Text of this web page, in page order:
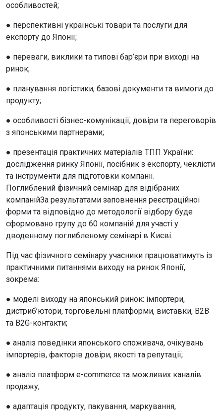
особливостей;
● перспективні українські товари та послуги для
експорту до Японії;
● переваги, виклики та типові бар’єри при виході на
ринок;
● планування логістики, базові документи та вимоги до
продукту;
● особливості бізнес-комунікації, довіри та переговорів
з японськими партнерами;
● презентація практичних матеріалів ТПП України:
дослідження ринку Японії, посібник з експорту, чеклісти
та інструменти для підготовки компанії.
Поглиблений фізичний семінар для відібраних
компанійЗа результатами заповнення реєстраційної
форми та відповідно до методології відбору буде
сформовано групу до 60 компаній для участі у
дводенному поглибленому семінарі в Києві.
Під час фізичного семінару учасники працюватимуть із
практичними питаннями виходу на ринок Японії,
зокрема:
● моделі виходу на японський ринок: імпортери,
дистриб’ютори, торговельні платформи, виставки, B2B
та B2G-контакти;
● аналіз поведінки японського споживача, очікувань
імпортерів, факторів довіри, якості та репутації;
● аналіз платформ e-commerce та можливих каналів
продажу;
● адаптація продукту, пакування, маркування,